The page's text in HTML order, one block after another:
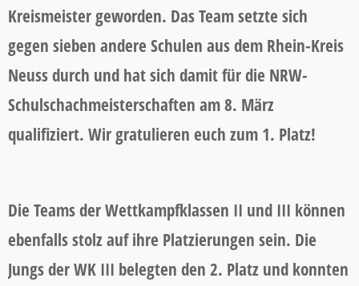
Kreismeister geworden. Das Team setzte sich
gegen sieben andere Schulen aus dem Rhein-Kreis
Neuss durch und hat sich damit für die NRW-
Schulschachmeisterschaften am 8. März
qualifiziert. Wir gratulieren euch zum 1. Platz!
Die Teams der Wettkampfklassen II und III können
ebenfalls stolz auf ihre Platzierungen sein. Die
Jungs der WK III belegten den 2. Platz und konnten